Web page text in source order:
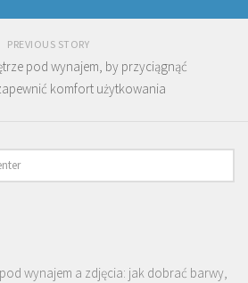
PREVIOUS STORY
pod wynajem, by przyciągnąć
komfort użytkowania
wynajem a zdjęcia: jak dobrać barwy,